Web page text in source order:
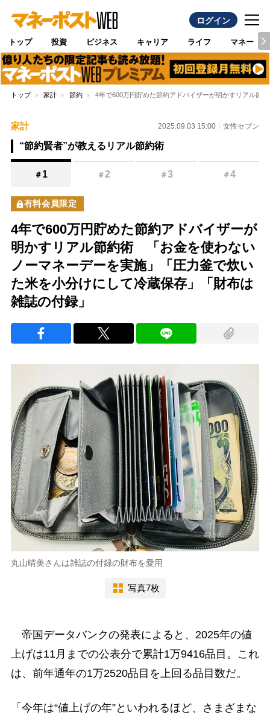
ログイン
トップ 投資 ビジネス キャリア ライフ マネー
トップ 家計 節約 4年で600万円貯めた節約アドバイザーが明かすリアル節
家計 2025.09.03 15:00 女性セブン
“節約賢者”が教えるリアル節約術
＃ 1 ＃2 ＃3 ＃4
有料会員限定
4年で600万円貯めた節約アドバイザーが
明かすリアル節約術 「お金を使わない
ノーマネーデーを実施」「圧力釜で炊い
た米を小分けにして冷蔵保存」「財布は
雑誌の付録」
丸山晴美さんは雑誌の付録の財布を愛用
写真7枚
帝国データバンクの発表によると、2025年の値
上げは11月までの公表分で累計1万9416品目。これ
は、前年通年の1万2520品目を上回る品目数だ。
「今年は“値上げの年”といわれるほど、さまざまな